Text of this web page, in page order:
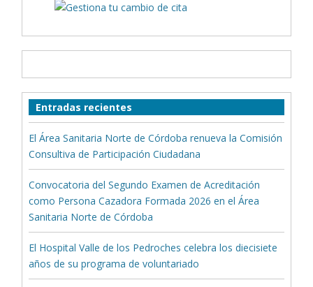
Entradas recientes
El Área Sanitaria Norte de Córdoba renueva la Comisión
Consultiva de Participación Ciudadana
Convocatoria del Segundo Examen de Acreditación
como Persona Cazadora Formada 2026 en el Área
Sanitaria Norte de Córdoba
El Hospital Valle de los Pedroches celebra los diecisiete
años de su programa de voluntariado